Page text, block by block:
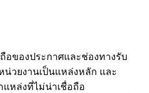
อของประกาศและช่องทางรับ
น่วยงานเป็นแหล่งหลัก และ
แหล่งที่ไม่น่าเชื่อถือ